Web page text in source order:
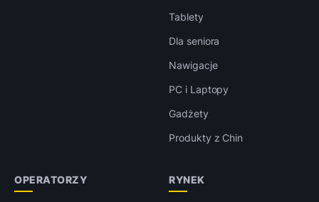
Tablety
Dla seniora
Nawigacje
PC i Laptopy
Gadżety
Produkty z Chin
OPERATORZY RYNEK